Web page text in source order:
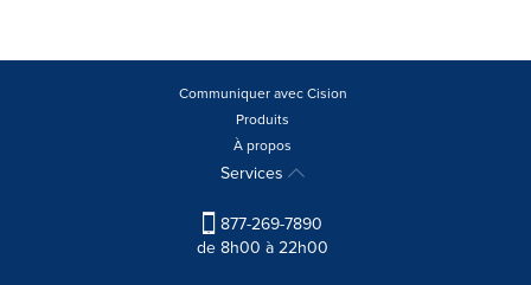
Communiquer avec Cision
Produits
À propos
Services
877-269-7890
de 8h00 à 22h00